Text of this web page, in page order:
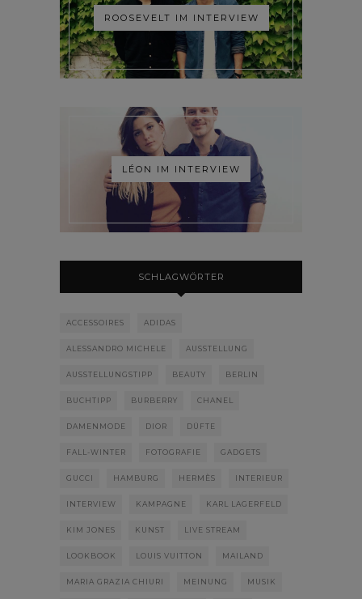
ROOSEVELT IM INTERVIEW
LÉON IM INTERVIEW
SCHLAGWÖRTER
ACCESSOIRES ADIDAS
ALESSANDRO MICHELE AUSSTELLUNG
AUSSTELLUNGSTIPP BEAUTY BERLIN
BUCHTIPP BURBERRY CHANEL
DAMENMODE DIOR DÜFTE
FALL-WINTER FOTOGRAFIE GADGETS
GUCCI HAMBURG HERMÈS INTERIEUR
INTERVIEW KAMPAGNE KARL LAGERFELD
KIM JONES KUNST LIVE STREAM
LOOKBOOK LOUIS VUITTON MAILAND
MARIA GRAZIA CHIURI MEINUNG MUSIK